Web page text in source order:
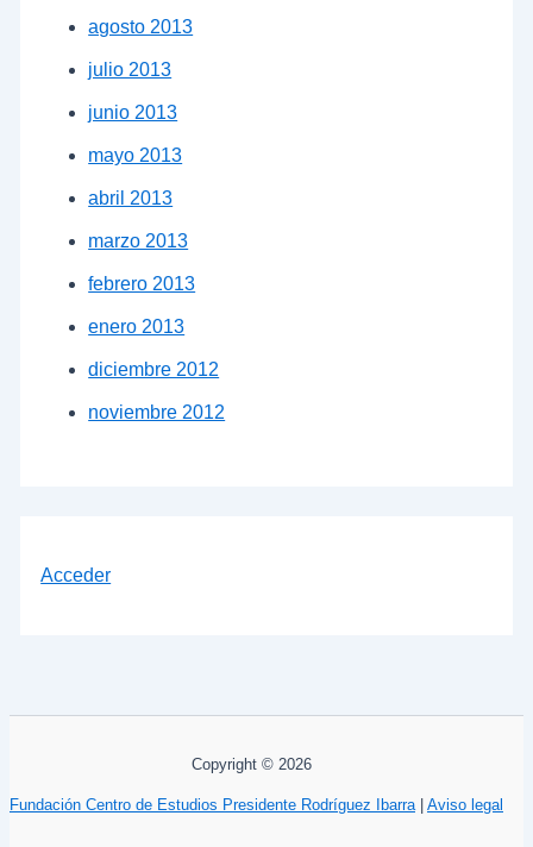
agosto 2013
julio 2013
junio 2013
mayo 2013
abril 2013
marzo 2013
febrero 2013
enero 2013
diciembre 2012
noviembre 2012
Acceder
Copyright © 2026
Fundación Centro de Estudios Presidente Rodríguez Ibarra| Aviso legal